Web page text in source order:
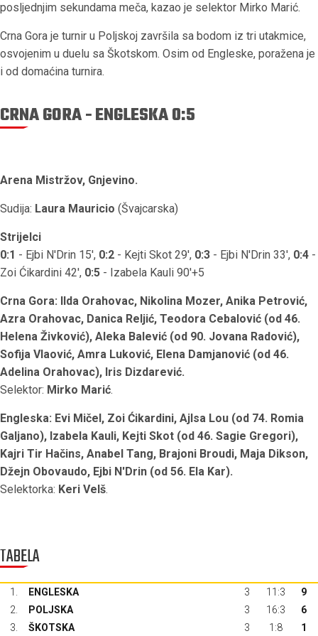
posljednjim sekundama meča, kazao je selektor Mirko Marić.
Crna Gora je turnir u Poljskoj završila sa bodom iz tri utakmice,
osvojenim u duelu sa Škotskom. Osim od Engleske, poražena je
i od domaćina turnira.
CRNA GORA - ENGLESKA 0:5
Arena Mistržov, Gnjevino.
Sudija: Laura Mauricio (Švajcarska)
Strijelci
0:1 - Ejbi N'Drin 15', 0:2 - Kejti Skot 29', 0:3 - Ejbi N'Drin 33', 0:4 -
Zoi Ćikardini 42', 0:5 - Izabela Kauli 90'+5
Crna Gora: Ilda Orahovac, Nikolina Mozer, Anika Petrović,
Azra Orahovac, Danica Reljić, Teodora Cebalović (od 46.
Helena Živković), Aleka Balević (od 90. Jovana Radović),
Sofija Vlaović, Amra Luković, Elena Damjanović (od 46.
Adelina Orahovac), Iris Dizdarević.
Selektor: Mirko Marić.
Engleska: Evi Mičel, Zoi Ćikardini, Ajlsa Lou (od 74. Romia
Galjano), Izabela Kauli, Kejti Skot (od 46. Sagie Gregori),
Kajri Tir Hačins, Anabel Tang, Brajoni Broudi, Maja Dikson,
Džejn Obovaudo, Ejbi N'Drin (od 56. Ela Kar).
Selektorka: Keri Velš.
TABELA
1. ENGLESKA 3 11:3
9
2.
POLJSKA 3 16:3
6
3.
ŠKOTSKA 3 1:8
1